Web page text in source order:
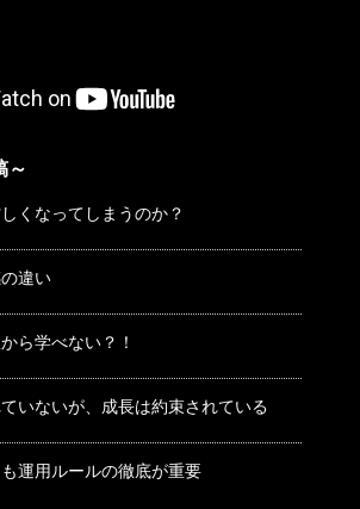
～
くなってしまうのか？
違い
ら学べない？！
いないが、成長は約束されている
運用ルールの徹底が重要